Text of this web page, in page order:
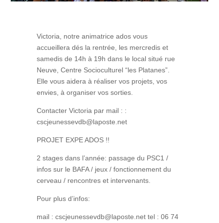
Victoria, notre animatrice ados vous
accueillera dés la rentrée, les mercredis et
samedis de 14h à 19h dans le local situé rue
Neuve, Centre Socioculturel “les Platanes”.
Elle vous aidera à réaliser vos projets, vos
envies, à organiser vos sorties.
Contacter Victoria par mail : :
cscjeunessevdb@laposte.net
PROJET EXPE ADOS !!
2 stages dans l’année: passage du PSC1 /
infos sur le BAFA / jeux / fonctionnement du
cerveau / rencontres et intervenants.
Pour plus d’infos:
mail : cscjeunessevdb@laposte.net tel : 06 74